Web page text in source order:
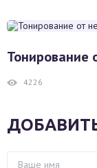
Тонирование
4226